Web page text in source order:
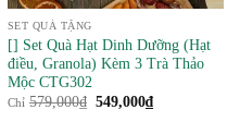
SET QUÀ TẶNG
[] Set Quà Hạt Dinh Dưỡng (Hạt
điều, Granola) Kèm 3 Trà Thảo
Mộc CTG302
Chỉ 579,000₫ Giá
549,000₫Giá